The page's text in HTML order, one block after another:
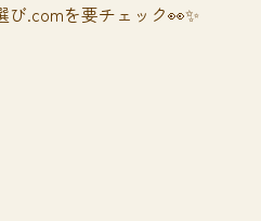
.comを要チェック👀✨